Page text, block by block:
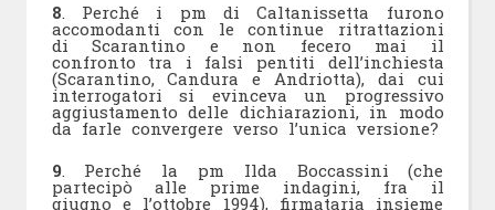
8. Perché i pm di Caltanissetta furono
accomodanti con le continue ritrattazioni
di Scarantino e non fecero mai il
confronto tra i falsi pentiti dell’inchiesta
(Scarantino, Candura e Andriotta), dai cui
interrogatori si evinceva un progressivo
aggiustamento delle dichiarazioni, in modo
da farle convergere verso l’unica versione?
9. Perché la pm Ilda Boccassini (che
partecipò alle prime indagini, fra il
giugno e l’ottobre 1994), firmataria insieme